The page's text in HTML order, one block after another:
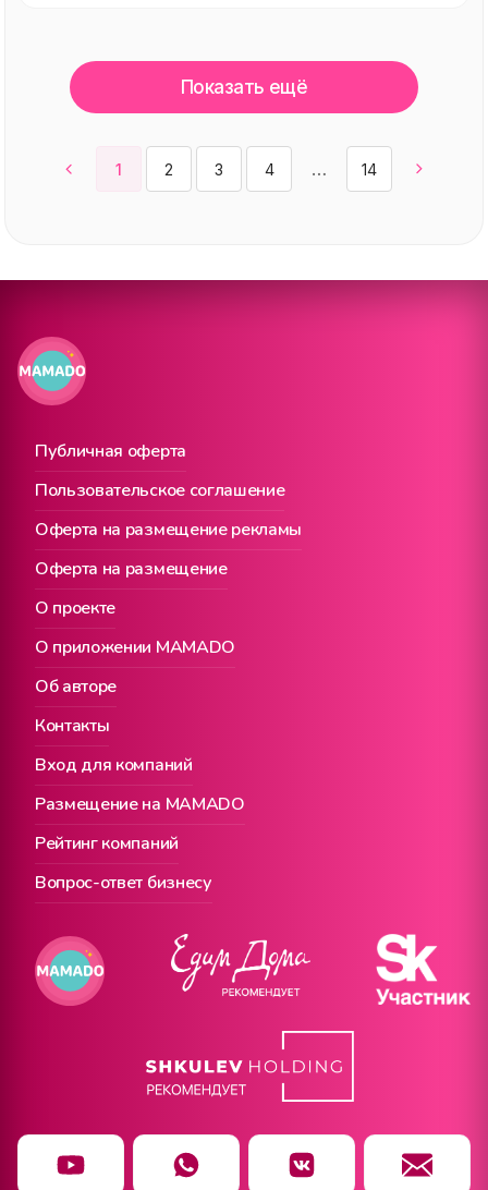
1 2 3 4 14
Показать ещё
Публичная оферта
О проекте
Вход для компаний
Пользовательское соглашение
О приложении MAMADO
Размещение на MAMADO
Оферта на размещение рекламы
Об авторе
Рейтинг компаний
Оферта на размещение
Контакты
Вопрос-ответ бизнесу